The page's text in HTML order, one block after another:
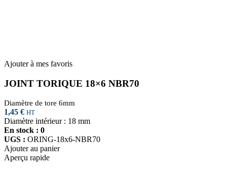
Ajouter à mes favoris
JOINT TORIQUE 18×6 NBR70
Diamètre de tore 6mm
1,45 € HT
Diamètre intérieur : 18 mm
En stock : 0
UGS : ORING-18x6-NBR70
Ajouter au panier
Aperçu rapide